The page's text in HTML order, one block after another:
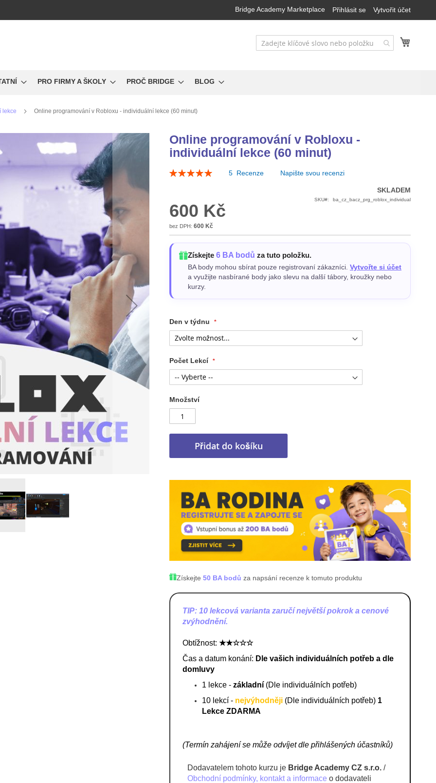
Bridge Academy Marketplace Přihlásit se Vytvořit účet
PRO FIRMY A ŠKOLY PROČ BRIDGE BLOG
lekce Online programování v Robloxu - individuální lekce (60 minut)
Online programování v Robloxu -
individuální lekce (60 minut)
Hodnocení:
5 Recenze Napište svou recenzi
600 Kč
600 Kč
SKLADEM
SKU ba_cz_bacz_prg_roblox_individual
Získejte 6 BA bodů za tuto položku.
BA body mohou sbírat pouze registrovaní zákazníci. Vytvořte si účet
a využijte nasbírané body jako slevu na další tábory, kroužky nebo
kurzy.
Den v týdnu
Počet Lekcí
Množství
Přidat do košíku
Získejte 50 BA bodů za napsání recenze k tomuto produktu
TIP: 10 lekcová varianta zaručí největší pokrok a cenové
zvýhodnění.
Obtížnost: ★★☆☆☆
Čas a datum konání: Dle vašich individuálních potřeb a dle
domluvy
1 lekce - základní (Dle individuálních potřeb)
10 lekcí - nejvýhodněji (Dle individuálních potřeb) 1
Lekce ZDARMA
(Termín zahájení se může odvíjet dle přihlášených účastníků)
Dodavatelem tohoto kurzu je Bridge Academy CZ s.r.o. /
Obchodní podmínky, kontakt a informace o dodavateli